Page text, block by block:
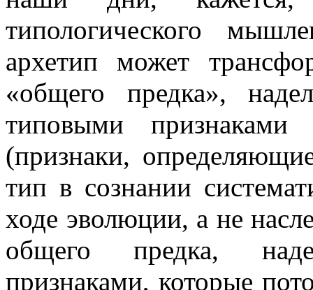
типологического
архетип может
«общего предка»,
типовыми признаками
(признаки,
тип в сознании
ходе эволюции, а не
общего предка,
признаками, которые